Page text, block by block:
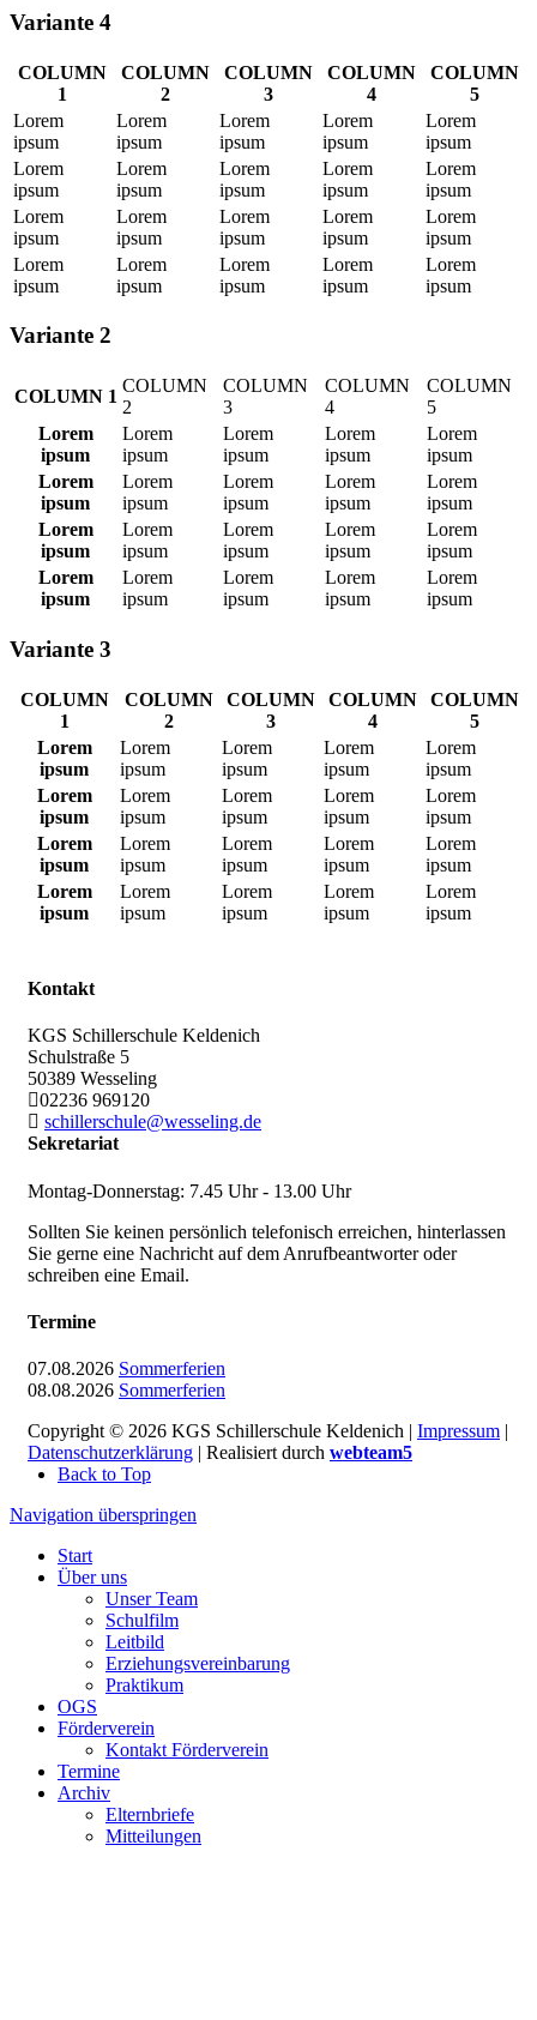
Variante 4
COLUMN
1
COLUMN
2
COLUMN
3
COLUMN
4
COLUMN
5
Lorem
ipsum
Lorem
ipsum
Lorem
ipsum
Lorem
ipsum
Lorem
ipsum
Lorem
ipsum
Lorem
ipsum
Lorem
ipsum
Lorem
ipsum
Lorem
ipsum
Lorem
ipsum
Lorem
ipsum
Lorem
ipsum
Lorem
ipsum
Lorem
ipsum
Lorem
ipsum
Lorem
ipsum
Lorem
ipsum
Lorem
ipsum
Lorem
ipsum
Variante 2
COLUMN 1
COLUMN
2
COLUMN
3
COLUMN
4
COLUMN
5
Lorem
ipsum
Lorem
ipsum
Lorem
ipsum
Lorem
ipsum
Lorem
ipsum
Lorem
ipsum
Lorem
ipsum
Lorem
ipsum
Lorem
ipsum
Lorem
ipsum
Lorem
ipsum
Lorem
ipsum
Lorem
ipsum
Lorem
ipsum
Lorem
ipsum
Lorem
ipsum
Lorem
ipsum
Lorem
ipsum
Lorem
ipsum
Lorem
ipsum
Variante 3
COLUMN
1
COLUMN
2
COLUMN
3
COLUMN
4
COLUMN
5
Lorem
ipsum
Lorem
ipsum
Lorem
ipsum
Lorem
ipsum
Lorem
ipsum
Lorem
ipsum
Lorem
ipsum
Lorem
ipsum
Lorem
ipsum
Lorem
ipsum
Lorem
ipsum
Lorem
ipsum
Lorem
ipsum
Lorem
ipsum
Lorem
ipsum
Lorem
ipsum
Lorem
ipsum
Lorem
ipsum
Lorem
ipsum
Lorem
ipsum
Kontakt
KGS Schillerschule Keldenich
Schulstraße 5
50389 Wesseling
02236 969120
schillerschule@wesseling.de
Sekretariat
Montag-Donnerstag: 7.45 Uhr - 13.00 Uhr
Sollten Sie keinen persönlich telefonisch erreichen, hinterlassen
Sie gerne eine Nachricht auf dem Anrufbeantworter oder
schreiben eine Email.
Termine
07.08.2026 Sommerferien
08.08.2026 Sommerferien
Copyright © 2026 KGS Schillerschule Keldenich | Impressum |
Datenschutzerklärung | Realisiert durch webteam5
Back to Top
Navigation überspringen
Start
Über uns
Unser Team
Schulfilm
Leitbild
Erziehungsvereinbarung
Praktikum
OGS
Förderverein
Kontakt Förderverein
Termine
Archiv
Elternbriefe
Mitteilungen